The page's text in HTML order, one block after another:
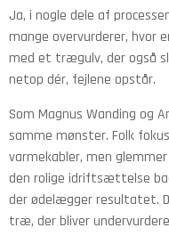
Ja, i nogle dele af
mange overvurderer, hvor
med et trægulv, der også
netop dér, fejlene opstår.
Som Magnus Wanding og
samme mønster. Folk
varmekabler, men
den rolige idriftsættelse
der ødelægger resultatet.
træ, der bliver